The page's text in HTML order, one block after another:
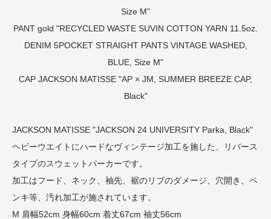
Size M”
PANT gold "RECYCLED WASTE SUVIN COTTON YARN 11.5oz.
DENIM 5POCKET STRAIGHT PANTS VINTAGE WASHED,
BLUE, Size M"
CAP JACKSON MATISSE "AP × JM, SUMMER BREEZE CAP,
Black"
JACKSON MATISSE "JACKSON 24 UNIVERSITY Parka, Black"
ヘビーウエイトにハードなヴィンテージ加工を施した、リバース
タイプのスウェットパーカーです。
加工はフード、ネック、袖先、裾のリブのダメージ、穴開き、ペ
ンキ等、汚れ加工が施されています。
M 肩幅52cm 身幅60cm 着丈67cm 袖丈56cm